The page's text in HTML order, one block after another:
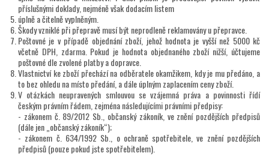
příslušnými doklady, nejméně však dodacím listem
úplně a čitelně vyplněným.
Škody vzniklé při přepravě musí být neprodleně reklamovány u přepravce.
Poštovné je v případě objednání zboží, jehož hodnota je vyšší než 5000 kč
včetně DPH, zdarma. Pokud je hodnota objednaného zboží nižší, účtujeme
poštovné dle zvolené platby a dopravce.
Vlastnictví ke zboží přechází na odběratele okamžikem, kdy je mu předáno, a
to bez ohledu na místo předání, a dále úplným zaplacením ceny zboží.
V otázkách neupravených smlouvou se vzájemná práva a povinnosti řídí
českým právním řádem, zejména následujícími právními předpisy:
- zákonem č. 89/2012 Sb., občanský zákoník, ve znění pozdějších předpisů
(dále jen „občanský zákoník“);
- zákonem č. 634/1992 Sb., o ochraně spotřebitele, ve znění pozdějších
předpisů (pouze pokud jste spotřebitelem).